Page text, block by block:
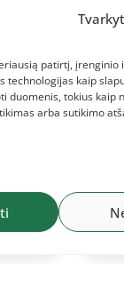
patirtį,
technologijas kaip
duomenis, tokius kaip
arba sutikimo